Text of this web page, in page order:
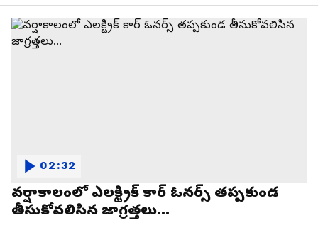
వర్షాకాలంలో ఎలక్ట్రిక్ కార్ ఓనర్స్ తప్పకుండ
తీసుకోవలిసిన జాగ్రత్తలు...
02:32